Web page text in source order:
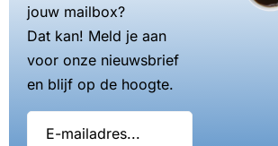
jouw mailbox?
Dat kan! Meld je aan
voor onze nieuwsbrief
en blijf op de hoogte.